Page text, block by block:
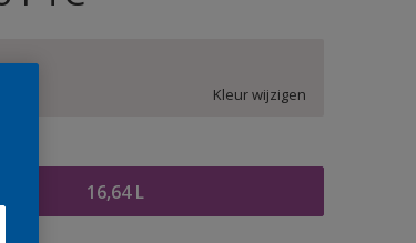
Kleur wijzigen
16,64 L